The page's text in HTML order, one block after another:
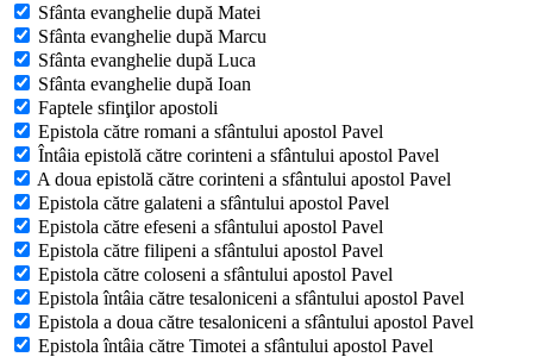
Sfânta evanghelie după Matei
Sfânta evanghelie după Marcu
Sfânta evanghelie după Luca
Sfânta evanghelie după Ioan
Faptele sfinţilor apostoli
Epistola către romani a sfântului apostol Pavel
Întâia epistolă către corinteni a sfântului apostol Pavel
A doua epistolă către corinteni a sfântului apostol Pavel
Epistola către galateni a sfântului apostol Pavel
Epistola către efeseni a sfântului apostol Pavel
Epistola către filipeni a sfântului apostol Pavel
Epistola către coloseni a sfântului apostol Pavel
Epistola întâia către tesaloniceni a sfântului apostol Pavel
Epistola a doua către tesaloniceni a sfântului apostol Pavel
Epistola întâia către Timotei a sfântului apostol Pavel